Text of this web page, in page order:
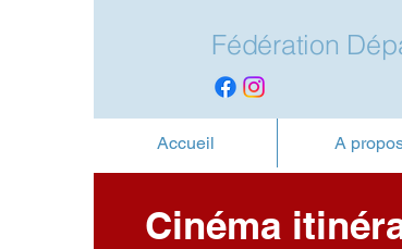
Fédération
Accueil A
Cinéma